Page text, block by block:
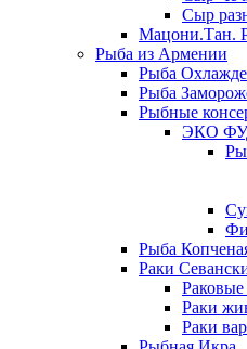
Сыр
Мацони.Тан.
Рыба из Армении
Рыба
Рыба
Рыбные
ЭКО
Рыба
Раки
Раки
Раки